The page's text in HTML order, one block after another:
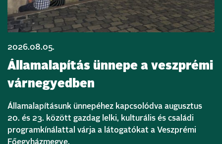
2026.08.05.
Államalapítás ünnepe a veszprémi
várnegyedben
Államalapításunk ünnepéhez kapcsolódva augusztus
20. és 23. között gazdag lelki, kulturális és családi
programkínálattal várja a látogatókat a Veszprémi
Főegyházmegye.